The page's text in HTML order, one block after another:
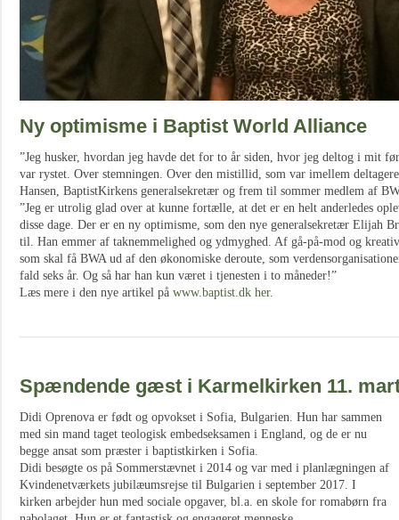
Ny optimisme i Baptist World Alliance
”Jeg husker, hvordan jeg havde det for to år siden, hvor jeg deltog i mit
var rystet. Over stemningen. Over den mistillid, som var imellem
Hansen, BaptistKirkens generalsekretær og frem til sommer medlem af
”Jeg er utrolig glad over at kunne fortælle, at det er en helt anderledes
disse dage. Der er en ny optimisme, som den nye generalsekretær Elijah
til. Han emmer af taknemmelighed og ydmyghed. Af gå-på-mod og
som skal få BWA ud af den økonomiske deroute, som
fald seks år. Og så har han kun været i tjenesten i to måneder!”
Læs mere i den nye artikel på www.baptist.dk her.
Spændende gæst i Karmelkirken 11.
Didi Oprenova er født og opvokset i Sofia, Bulgarien. Hun har sammen
med sin mand taget teologisk embedseksamen i England, og de er nu
begge ansat som præster i baptistkirken i Sofia.
Didi besøgte os på Sommerstævnet i 2014 og var med i planlægningen af
Kvindenetværkets jubilæumsrejse til Bulgarien i september 2017. I
kirken arbejder hun med sociale opgaver, bl.a. en skole for romabørn fra